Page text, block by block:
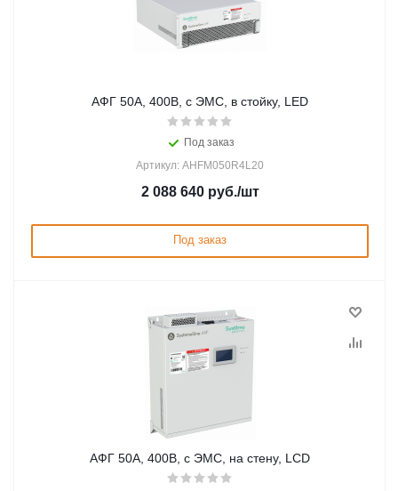
АФГ 50А, 400В, с ЭМС, в стойку, LED
Под заказ
Артикул: AHFM050R4L20
2 088 640руб./шт
Под заказ
АФГ 50А, 400В, с ЭМС, на стену, LCD